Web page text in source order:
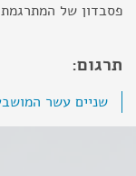
פסבדון של
תרגום:
שניים עשר